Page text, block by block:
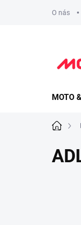
O nás
MOTO